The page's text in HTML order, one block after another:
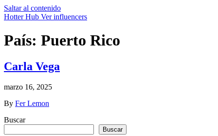
Saltar al contenido
Hotter Hub Ver influencers
País: Puerto Rico
Carla Vega
marzo 16, 2025
By Fer Lemon
Buscar
Buscar